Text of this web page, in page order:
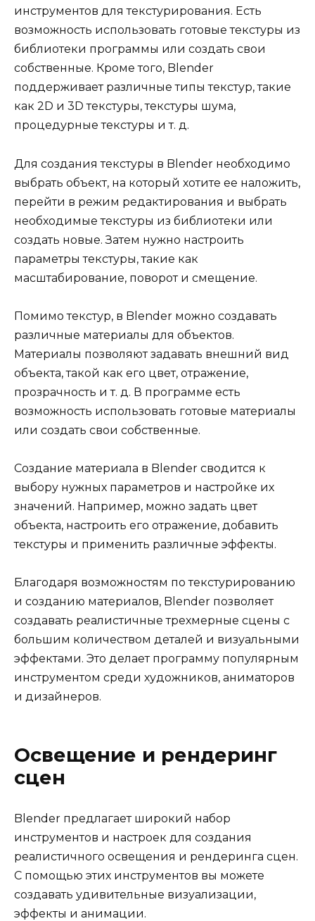
инструментов для текстурирования. Есть
возможность использовать готовые текстуры из
библиотеки программы или создать свои
собственные. Кроме того, Blender
поддерживает различные типы текстур, такие
как 2D и 3D текстуры, текстуры шума,
процедурные текстуры и т. д.
Для создания текстуры в Blender необходимо
выбрать объект, на который хотите ее наложить,
перейти в режим редактирования и выбрать
необходимые текстуры из библиотеки или
создать новые. Затем нужно настроить
параметры текстуры, такие как
масштабирование, поворот и смещение.
Помимо текстур, в Blender можно создавать
различные материалы для объектов.
Материалы позволяют задавать внешний вид
объекта, такой как его цвет, отражение,
прозрачность и т. д. В программе есть
возможность использовать готовые материалы
или создать свои собственные.
Создание материала в Blender сводится к
выбору нужных параметров и настройке их
значений. Например, можно задать цвет
объекта, настроить его отражение, добавить
текстуры и применить различные эффекты.
Благодаря возможностям по текстурированию
и созданию материалов, Blender позволяет
создавать реалистичные трехмерные сцены с
большим количеством деталей и визуальными
эффектами. Это делает программу популярным
инструментом среди художников, аниматоров
и дизайнеров.
Освещение и рендеринг
сцен
Blender предлагает широкий набор
инструментов и настроек для создания
реалистичного освещения и рендеринга сцен.
С помощью этих инструментов вы можете
создавать удивительные визуализации,
эффекты и анимации.